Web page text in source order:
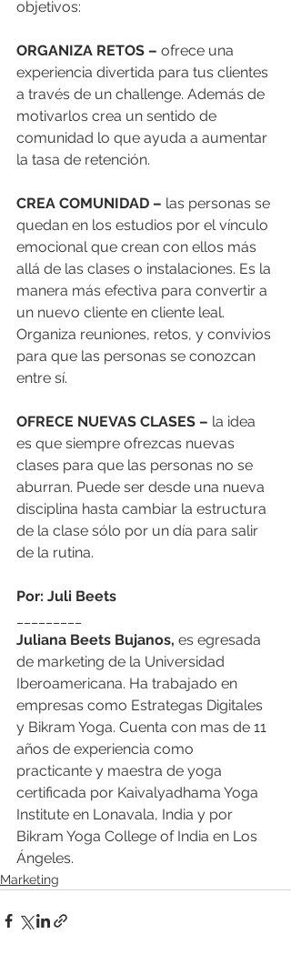
objetivos:
ORGANIZA RETOS – ofrece una
experiencia divertida para tus clientes
a través de un challenge. Además de
motivarlos crea un sentido de
comunidad lo que ayuda a aumentar
la tasa de retención.
CREA COMUNIDAD – las personas se
quedan en los estudios por el vínculo
emocional que crean con ellos más
allá de las clases o instalaciones. Es la
manera más efectiva para convertir a
un nuevo cliente en cliente leal.
Organiza reuniones, retos, y convivios
para que las personas se conozcan
entre sí.
OFRECE NUEVAS CLASES – la idea
es que siempre ofrezcas nuevas
clases para que las personas no se
aburran. Puede ser desde una nueva
disciplina hasta cambiar la estructura
de la clase sólo por un día para salir
de la rutina.
Por: Juli Beets
Juliana Beets Bujanos, es egresada
de marketing de la Universidad
Iberoamericana. Ha trabajado en
empresas como Estrategas Digitales
y Bikram Yoga. Cuenta con mas de 11
años de experiencia como
practicante y maestra de yoga
certificada por Kaivalyadhama Yoga
Institute en Lonavala, India y por
Bikram Yoga College of India en Los
Ángeles.
Marketing